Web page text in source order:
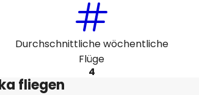
Durchschnittliche wöchentliche
Flüge
4
fliegen